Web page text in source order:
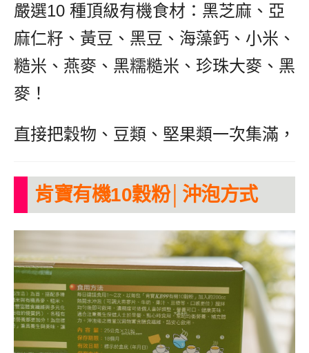
嚴選10 種頂級有機食材：黑芝麻、亞
麻仁籽、黃豆、黑豆、海藻鈣、小米、
糙米、燕麥、黑糯糙米、珍珠大麥、黑
麥！
直接把穀物、豆類、堅果類一次集滿，
肯寶有機10穀粉│沖泡方式